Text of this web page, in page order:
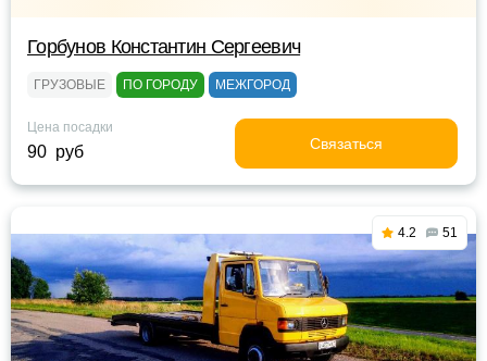
Горбунов Константин Сергеевич
ГРУЗОВЫЕ ПО ГОРОДУ МЕЖГОРОД
Цена посадки
90 руб Связаться
4.2 51